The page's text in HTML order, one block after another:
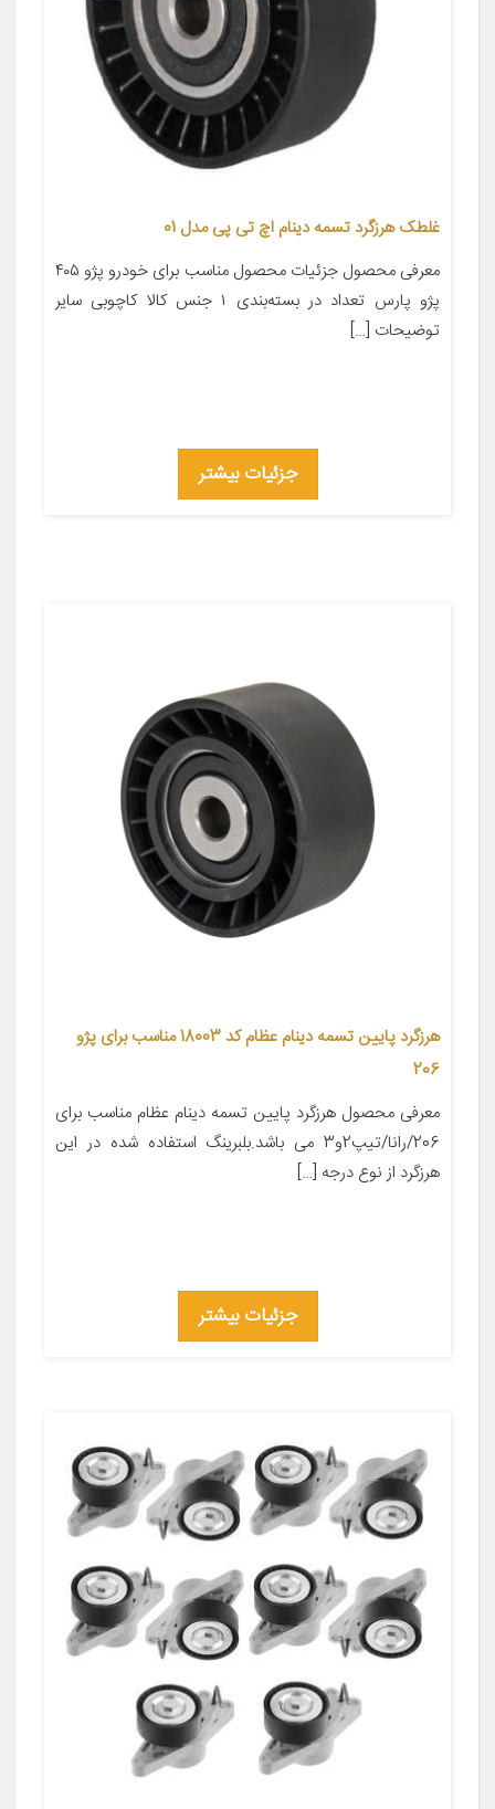
غلطک هرزگرد تسمه دینام اچ تی پی مدل 01
معرفی محصول جزئیات محصول مناسب برای خودرو پژو ۴۰۵
پژو پارس تعداد در بسته‌بندی ۱ جنس کالا کاچوبی سایر
توضیحات […]
جزئیات بیشتر
هرزگرد پایین تسمه دینام عظام کد 18003 مناسب برای پژو
206
معرفی محصول هرزگرد پایین تسمه دینام عظام مناسب برای
206/رانا/تیپ2و3 می باشد.بلبرینگ استفاده شده در این
هرزگرد از نوع درجه […]
جزئیات بیشتر